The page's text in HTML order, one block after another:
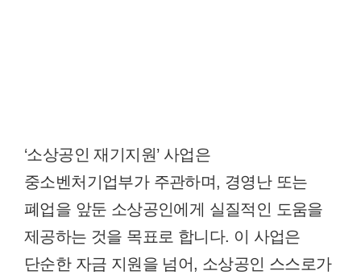
‘소상공인 재기지원’ 사업은
중소벤처기업부가 주관하며, 경영난 또는
폐업을 앞둔 소상공인에게 실질적인 도움을
제공하는 것을 목표로 합니다. 이 사업은
단순한 자금 지원을 넘어, 소상공인 스스로가